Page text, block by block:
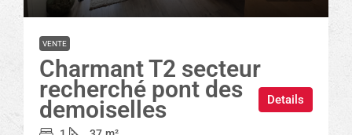
VENTE
Charmant T2 secteur
recherché pont des
demoiselles Details